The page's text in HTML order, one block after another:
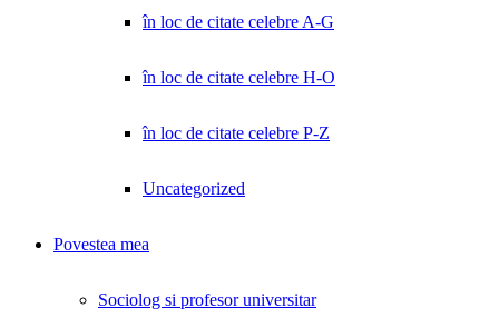
în loc de citate celebre A-G
în loc de citate celebre H-O
în loc de citate celebre P-Z
Uncategorized
Povestea mea
Sociolog si profesor universitar